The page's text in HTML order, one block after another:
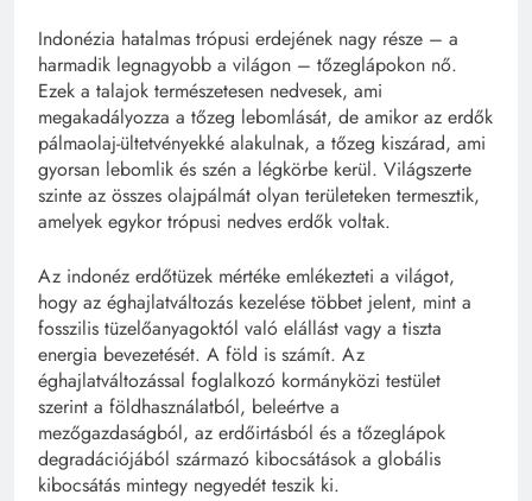
Indonézia hatalmas trópusi erdejének nagy része – a
harmadik legnagyobb a világon – tőzeglápokon nő.
Ezek a talajok természetesen nedvesek, ami
megakadályozza a tőzeg lebomlását, de amikor az erdők
pálmaolaj-ültetvényekké alakulnak, a tőzeg kiszárad, ami
gyorsan lebomlik és szén a légkörbe kerül. Világszerte
szinte az összes olajpálmát olyan területeken termesztik,
amelyek egykor trópusi nedves erdők voltak.
Az indonéz erdőtüzek mértéke emlékezteti a világot,
hogy az éghajlatváltozás kezelése többet jelent, mint a
fosszilis tüzelőanyagoktól való elállást vagy a tiszta
energia bevezetését. A föld is számít. Az
éghajlatváltozással foglalkozó kormányközi testület
szerint a földhasználatból, beleértve a
mezőgazdaságból, az erdőirtásból és a tőzeglápok
degradációjából származó kibocsátások a globális
kibocsátás mintegy negyedét teszik ki.